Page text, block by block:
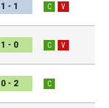
1 - 1 C V
1 - 0 C V
0 - 2 C